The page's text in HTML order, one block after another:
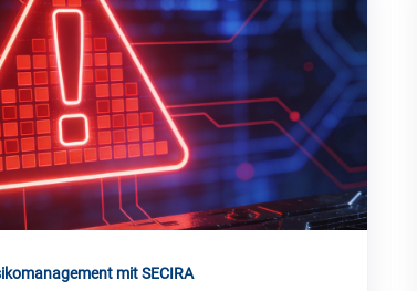
mit SECIRA